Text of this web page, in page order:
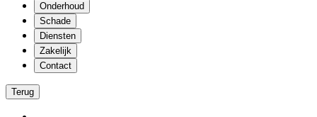
Onderhoud
Schade
Diensten
Zakelijk
Contact
Terug